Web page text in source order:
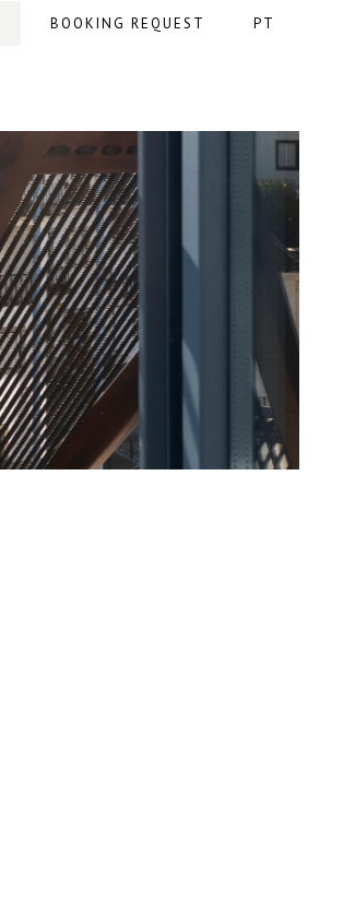
BOOKING REQUEST PT